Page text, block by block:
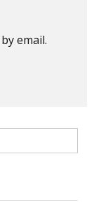
email.